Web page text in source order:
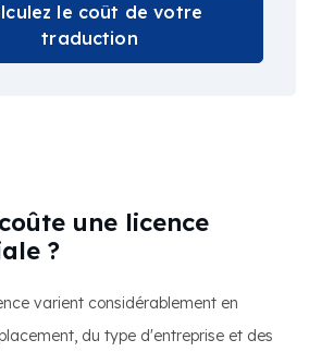
le coût de votre
traduction
une licence
?
varient considérablement en
du type d'entreprise et des